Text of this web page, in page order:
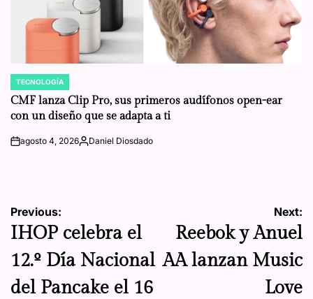
POSTED
IN
TECNOLOGÍA
CMF lanza Clip Pro, sus primeros audífonos open-ear
con un diseño que se adapta a ti
onagosto 4, 2026Posted
Daniel Diosdado
Navegación
de
entradas
Previous:
IHOP celebra el
12.º Día Nacional
del Pancake el 16
Next:
Reebok y Anuel
AA lanzan Music
Love